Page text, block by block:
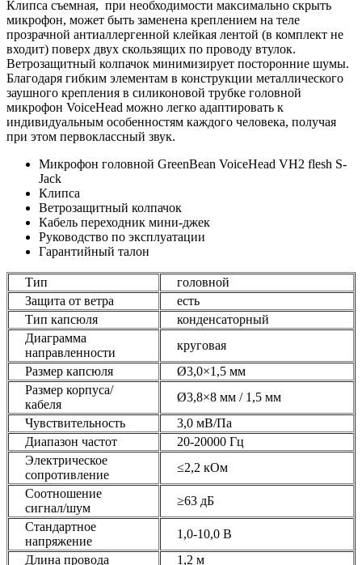
Клипса съемная, при необходимости максимально скрыть
микрофон, может быть заменена креплением на теле
прозрачной антиаллергенной клейкая лентой (в комплект не
входит) поверх двух скользящих по проводу втулок.
Ветрозащитный колпачок минимизирует посторонние шумы.
Благодаря гибким элементам в конструкции металлического
заушного крепления в силиконовой трубке головной
микрофон VoiceHead можно легко адаптировать к
индивидуальным особенностям каждого человека, получая
при этом первоклассный звук.
Микрофон головной GreenBean VoiceHead VH2 flesh S-
Jack
Клипса
Ветрозащитный колпачок
Кабель переходник мини-джек
Руководство по эксплуатации
Гарантийный талон⁠
Тип
головной
Защита от ветра
есть
Тип капсюля
конденсаторный
Диаграмма
направленности
круговая
Размер капсюля
Ø3,0×1,5 мм
Размер корпуса/
кабеля
Ø3,8×8 мм / 1,5 мм
Чувствительность
3,0 мВ/Па
Диапазон частот
20-20000 Гц
Электрическое
сопротивление
≤2,2 кОм
Соотношение
сигнал/шум
≥63 дБ
Стандартное
напряжение
1,0-10,0 В
Длина провода
1,2 м